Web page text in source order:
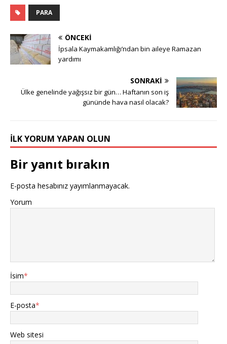
PARA
ÖNCEKI
İpsala Kaymakamlığı’ndan bin aileye Ramazan
yardımı
SONRAKI
Ülke genelinde yağışsız bir gün… Haftanın son iş
gününde hava nasıl olacak?
İLK YORUM YAPAN OLUN
Bir yanıt bırakın
E-posta hesabınız yayımlanmayacak.
Yorum
İsim*
E-posta*
Web sitesi